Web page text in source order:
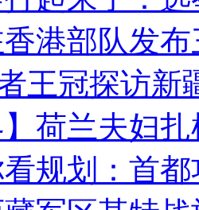
港部队发
王冠探访新
】荷兰夫妇
规划：首